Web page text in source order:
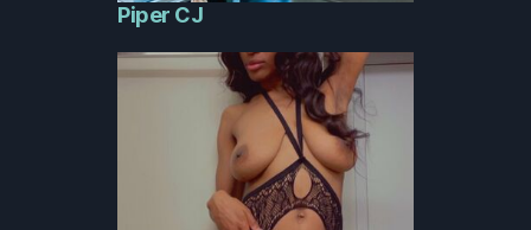
Piper CJ